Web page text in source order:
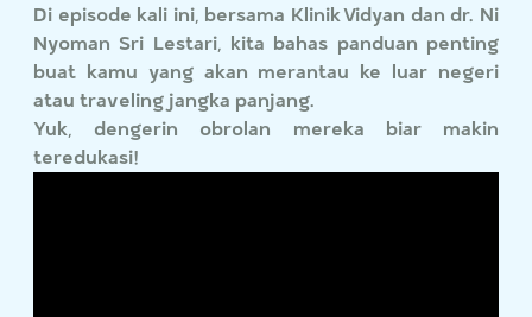
Di episode kali ini, bersama Klinik Vidyan dan dr. Ni
Nyoman Sri Lestari, kita bahas panduan penting
buat kamu yang akan merantau ke luar negeri
atau traveling jangka panjang.
Yuk, dengerin obrolan mereka biar makin
teredukasi!